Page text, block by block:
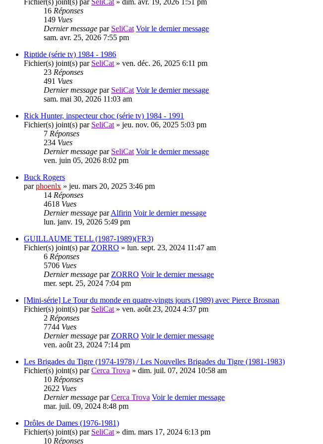
Fichier(s) joint(s) par SeliCat» dim. avr. 19, 2026 1:51 pm
16 Réponses
149 Vues
Dernier message par SeliCat Voir le dernier message
sam. avr. 25, 2026 7:55 pm
Riptide (série tv) 1984 - 1986
Fichier(s) joint(s) par SeliCat» ven. déc. 26, 2025 6:11 pm
23 Réponses
491 Vues
Dernier message par SeliCat Voir le dernier message
sam. mai 30, 2026 11:03 am
Rick Hunter, inspecteur choc (série tv) 1984 - 1991
Fichier(s) joint(s) par SeliCat» jeu. nov. 06, 2025 5:03 pm
7 Réponses
234 Vues
Dernier message par SeliCat Voir le dernier message
ven. juin 05, 2026 8:02 pm
Buck Rogers
parphoenlx » jeu. mars 20, 2025 3:46 pm
14 Réponses
4618 Vues
Dernier message parAlfirin Voir le dernier message
lun. janv. 19, 2026 5:49 pm
GUILLAUME TELL (1987-1989)(FR3)
Fichier(s) joint(s) parZORRO » lun. sept. 23, 2024 11:47 am
6 Réponses
5706 Vues
Dernier message parZORRO Voir le dernier message
mer. sept. 25, 2024 7:04 pm
[Mini-série] Le Tour du monde en quatre-vingts jours (1989) avec Pierce Brosnan
Fichier(s) joint(s) par SeliCat» ven. août 23, 2024 4:37 pm
2 Réponses
7744 Vues
Dernier message parZORRO Voir le dernier message
ven. août 23, 2024 7:14 pm
Les Brigades du Tigre (1974-1978) / Les Nouvelles Brigades du Tigre (1981-1983)
Fichier(s) joint(s) parCerca Trova » dim. juil. 07, 2024 10:58 am
10 Réponses
2622 Vues
Dernier message parCerca Trova Voir le dernier message
mar. juil. 09, 2024 8:48 pm
Drôles de Dames (1976-1981)
Fichier(s) joint(s) par SeliCat» dim. mars 17, 2024 6:13 pm
10 Réponses